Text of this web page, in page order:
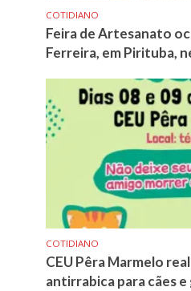
COTIDIANO
Feira de Artesanato
Ferreira, em Pirituba,
COTIDIANO
CEU Pêra Marmelo
antirrabica para cães